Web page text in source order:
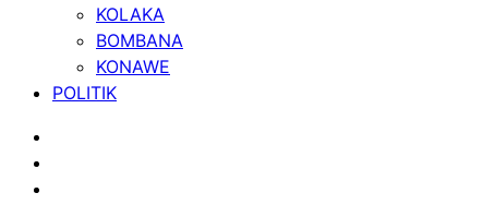
KOLAKA
BOMBANA
KONAWE
POLITIK